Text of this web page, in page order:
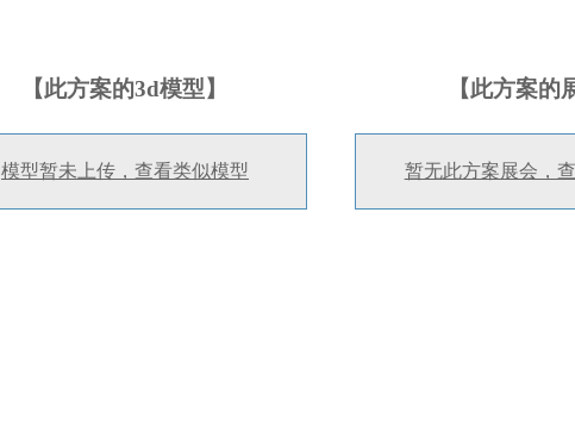
【此方案的3d模型】
模型暂未上传，查看类似模型
【此方案的
暂无此方案展会，